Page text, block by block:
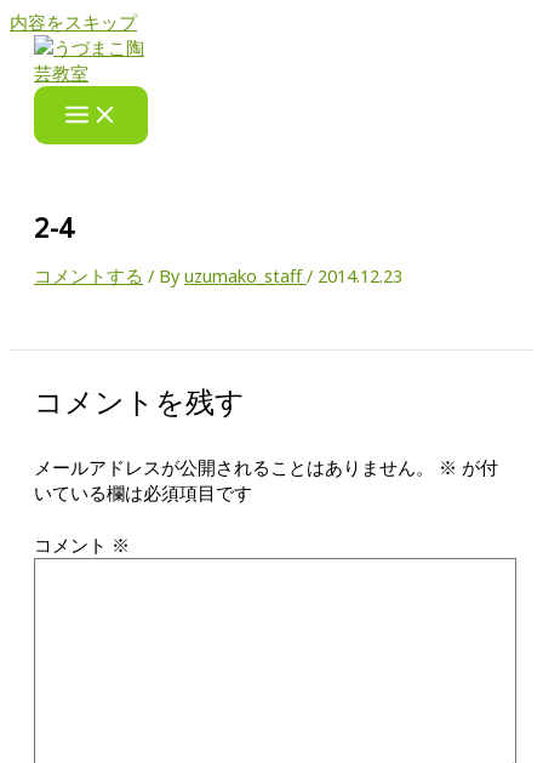
内容をスキップ
2-4
コメントする / Byuzumako_staff/ 2014.12.23
コメントを残す
メールアドレスが公開されることはありません。 ※ が付
いている欄は必須項目です
コメント ※